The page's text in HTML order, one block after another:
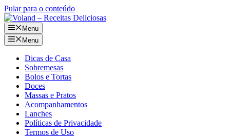
Pular para o conteúdo
Menu
Menu
Dicas de Casa
Sobremesas
Bolos e Tortas
Doces
Massas e Pratos
Acompanhamentos
Lanches
Políticas de Privacidade
Termos de Uso